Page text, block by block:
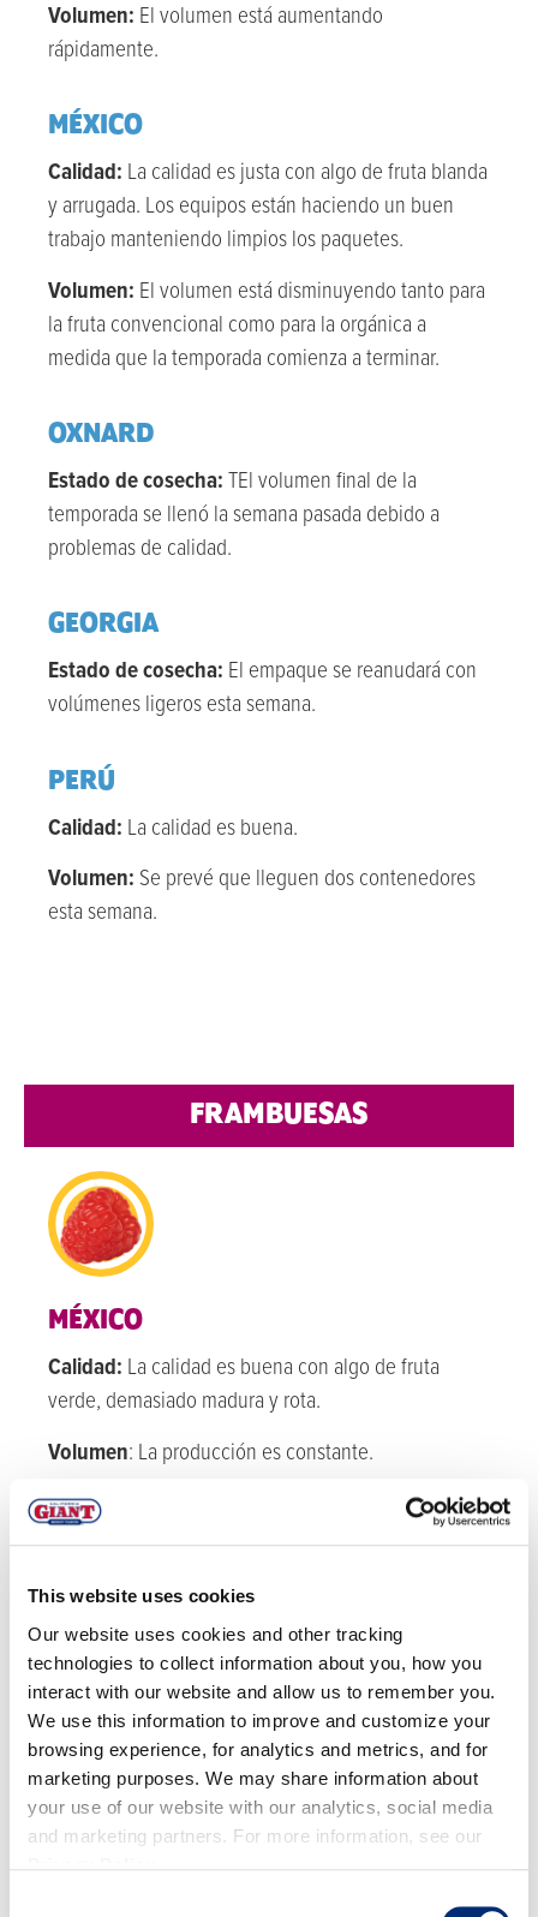
This website uses cookies
Our website uses cookies and other tracking
technologies to collect information about you, how you
interact with our website and allow us to remember you.
We use this information to improve and customize your
browsing experience, for analytics and metrics, and for
marketing purposes. We may share information about
your use of our website with our analytics, social media
and marketing partners. For more information, see our
Volumen: El volumen está aumentando
rápidamente.
MÉXICO
Calidad: La calidad es justa con algo de fruta blanda
y arrugada. Los equipos están haciendo un buen
trabajo manteniendo limpios los paquetes.
Volumen: El volumen está disminuyendo tanto para
la fruta convencional como para la orgánica a
medida que la temporada comienza a terminar.
OXNARD
Estado de cosecha: TEl volumen final de la
temporada se llenó la semana pasada debido a
problemas de calidad.
GEORGIA
Estado de cosecha: El empaque se reanudará con
volúmenes ligeros esta semana.
PERÚ
Calidad: La calidad es buena.
Volumen: Se prevé que lleguen dos contenedores
esta semana.
FRAMBUESAS
MÉXICO
Calidad: La calidad es buena con algo de fruta
verde, demasiado madura y rota.
Volumen: La producción es constante.
WATSONVILLE
que avanza la temporada. Se prevé que la
producción aumentecerca de finales de junio.
MORAS